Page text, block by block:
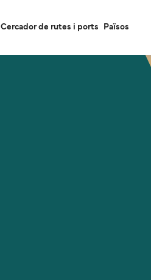
Cercador de rutes i ports Països